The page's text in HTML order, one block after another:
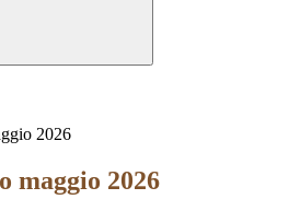
2026
maggio 2026